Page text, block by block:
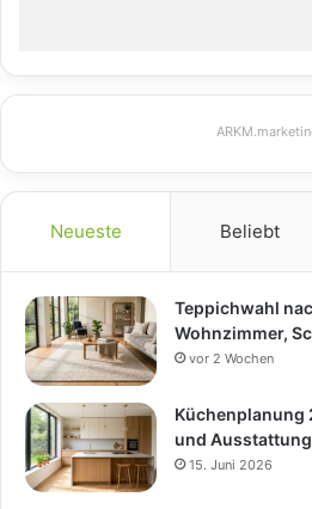
Neueste Beliebt
Teppichwahl
Wohnzimmer,
vor 2 Wochen
Küchenplanung
und
15. Juni 2026